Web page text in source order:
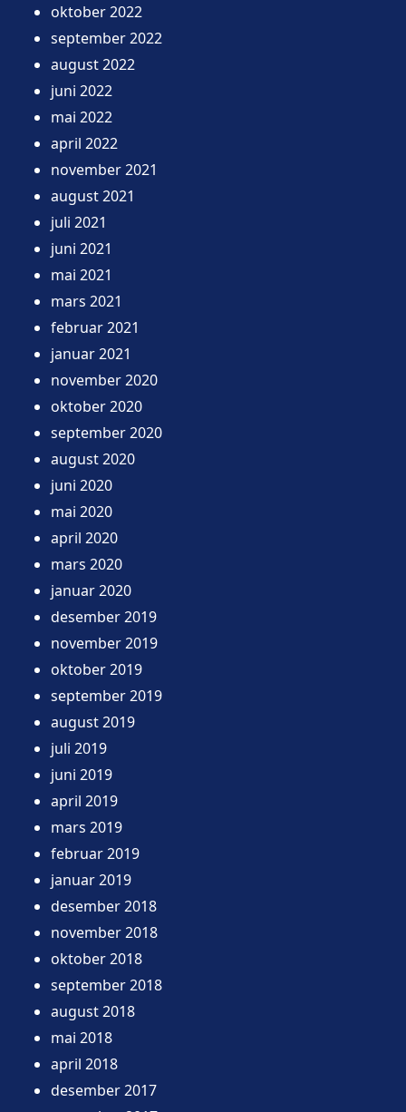
oktober 2022
september 2022
august 2022
juni 2022
mai 2022
april 2022
november 2021
august 2021
juli 2021
juni 2021
mai 2021
mars 2021
februar 2021
januar 2021
november 2020
oktober 2020
september 2020
august 2020
juni 2020
mai 2020
april 2020
mars 2020
januar 2020
desember 2019
november 2019
oktober 2019
september 2019
august 2019
juli 2019
juni 2019
april 2019
mars 2019
februar 2019
januar 2019
desember 2018
november 2018
oktober 2018
september 2018
august 2018
mai 2018
april 2018
desember 2017